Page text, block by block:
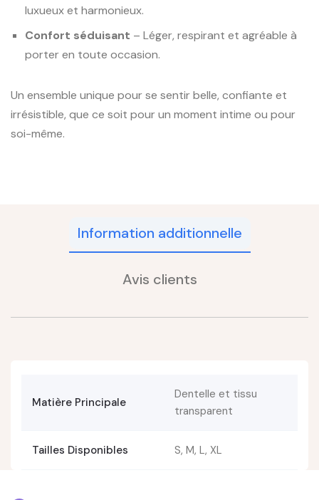
luxueux et harmonieux.
Confort séduisant – Léger, respirant et agréable à
porter en toute occasion.
Un ensemble unique pour se sentir belle, confiante et
irrésistible, que ce soit pour un moment intime ou pour
soi-même.
Information additionnelle
Avis clients
Matière Principale
Dentelle et tissu
transparent
Tailles Disponibles S, M, L, XL